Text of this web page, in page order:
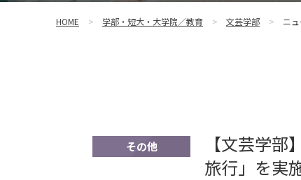
HOME 学部・短大・大学院／教育 文芸学部 ニ
その他
【文芸学
旅行」を実